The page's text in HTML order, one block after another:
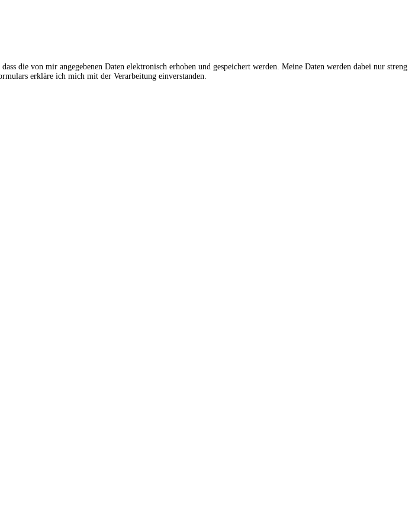
die von mir angegebenen Daten elektronisch erhoben und gespeichert werden. Meine Daten werden dabei nur streng
erkläre ich mich mit der Verarbeitung einverstanden.